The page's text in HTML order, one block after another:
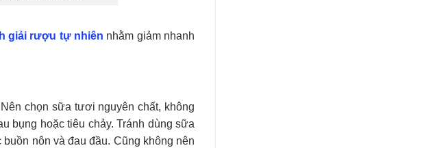
giải rượu tự nhiên nhằm giảm nhanh
chọn sữa tươi nguyên chất, không
bụng hoặc tiêu chảy. Tránh dùng sữa
nôn và đau đầu. Cũng không nên